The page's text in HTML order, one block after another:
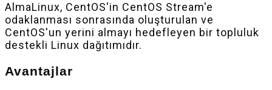
AlmaLinux, CentOS'in CentOS Stream'e
odaklanması sonrasında oluşturulan ve
CentOS'un yerini almayı hedefleyen bir topluluk
destekli Linux dağıtımıdır.
Avantajlar